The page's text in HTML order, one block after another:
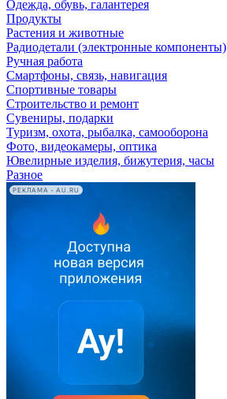
Одежда, обувь, галантерея
Продукты
Растения и животные
Радиодетали (электронные компоненты)
Ручная работа
Смартфоны, связь, навигация
Спортивные товары
Строительство и ремонт
Сувениры, подарки
Туризм, охота, рыбалка, самооборона
Фото, видеокамеры, оптика
Ювелирные изделия, бижутерия, часы
Разное
РЕКЛАМА • AU.RU